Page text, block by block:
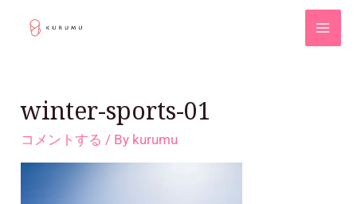
winter-sports-01
コメントする / By kurumu